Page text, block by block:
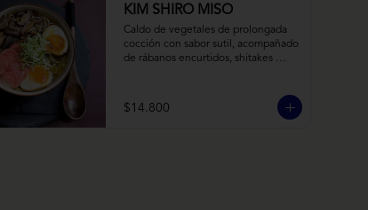
KIM SHIRO MISO
Caldo de vegetales de prolongada
cocción con sabor sutil, acompañado
de rábanos encurtidos, shitakes
como opción vegana) y los
infaltables fideos de ramen.
$14.800